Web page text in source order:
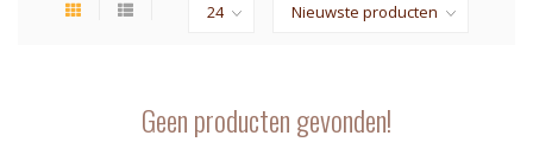
Geen producten gevonden!